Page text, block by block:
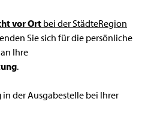
vor Ort bei der StädteRegion
Sie sich für die persönliche
Ihre
.
in der Ausgabestelle bei Ihrer